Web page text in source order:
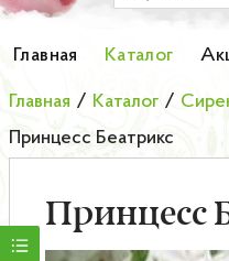
Главная Каталог
Колоновидные деревья
Лук-севок
Малина
Мини-деревья
Главная / Каталог /
Принцесс Беатрикс
Принцесс